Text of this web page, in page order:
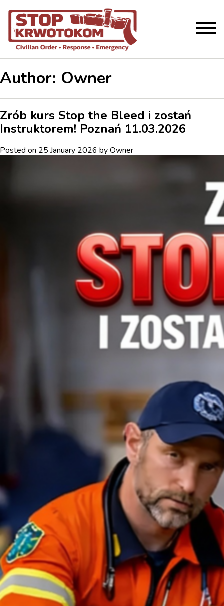
Author: Owner
Zrób kurs Stop the Bleed i zostań
Instruktorem! Poznań 11.03.2026
Posted on 25 January 2026 byOwner